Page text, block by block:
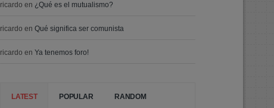
ricardo en ¿Qué es el mutualismo?
ricardo enQué significa ser comunista
ricardo enYa tenemos foro!
LATEST POPULAR RANDOM